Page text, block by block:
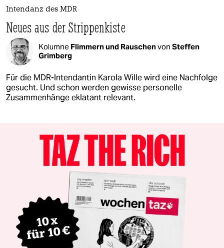
Intendanz des MDR
Neues aus der Strippenkiste
Kolumne Flimmern und Rauschenvon Steffen
Grimberg
Für die MDR-Intendantin Karola Wille wird eine Nachfolge
gesucht. Und schon werden gewisse personelle
Zusammenhänge eklatant relevant.